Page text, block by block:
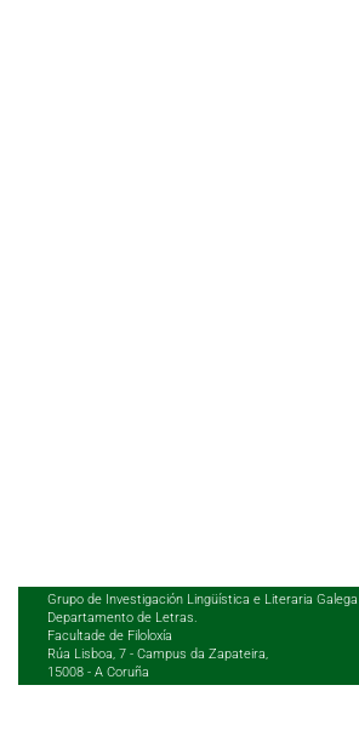
Grupo de Investigación Lingüística e Literaria Galega
Departamento de Letras.
Facultade de Filoloxía
Rúa Lisboa, 7 - Campus da Zapateira,
15008 - A Coruña